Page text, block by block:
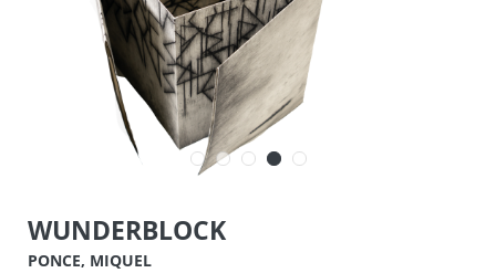
WUNDERBLOCK
PONCE, MIQUEL